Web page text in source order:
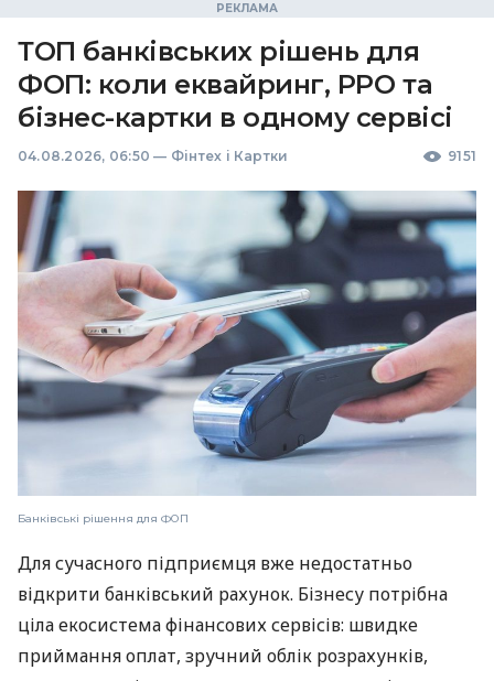
ТОП банківських рішень для
ФОП: коли еквайринг, РРО та
бізнес-картки в одному сервісі
04.08.2026, 06:50 — Фінтех і Картки 9151
Банківські рішення для ФОП
Для сучасного підприємця вже недостатньо
відкрити банківський рахунок. Бізнесу потрібна
ціла екосистема фінансових сервісів: швидке
приймання оплат, зручний облік розрахунків,